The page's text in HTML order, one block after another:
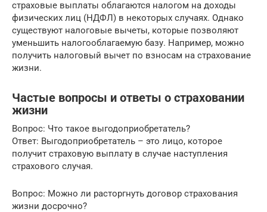
страховые выплаты облагаются налогом на доходы
физических лиц (НДФЛ) в некоторых случаях. Однако
существуют налоговые вычеты, которые позволяют
уменьшить налогооблагаемую базу. Например, можно
получить налоговый вычет по взносам на страхование
жизни.
Частые вопросы и ответы о страховании
жизни
Вопрос: Что такое выгодоприобретатель?
Ответ: Выгодоприобретатель – это лицо, которое
получит страховую выплату в случае наступления
страхового случая.
Вопрос: Можно ли расторгнуть договор страхования
жизни досрочно?